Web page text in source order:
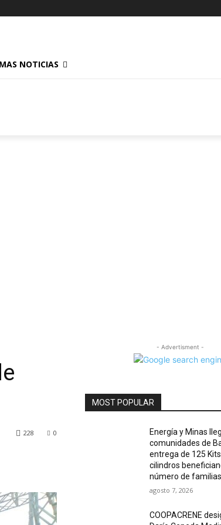
MAS NOTICIAS
0
228
- Advertisment -
MOST POPULAR
Energía y Minas
comunidades de
entrega de 125
cilindros
número de familias
agosto 7, 2026
COOPACRENE